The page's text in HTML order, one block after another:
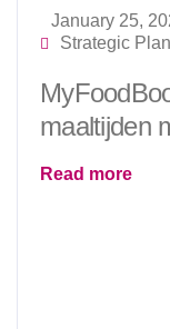
January 25,
Strategic Plan
maaltijden
Read more